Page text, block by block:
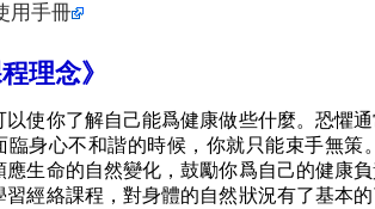
用手冊
程理念》
以使你了解自己能爲健康做些什麼。恐懼
臨身心不和諧的時候，你就只能束手無
應生命的自然變化，鼓勵你爲自己的健康
習經絡課程，對身體的自然狀況有了基本